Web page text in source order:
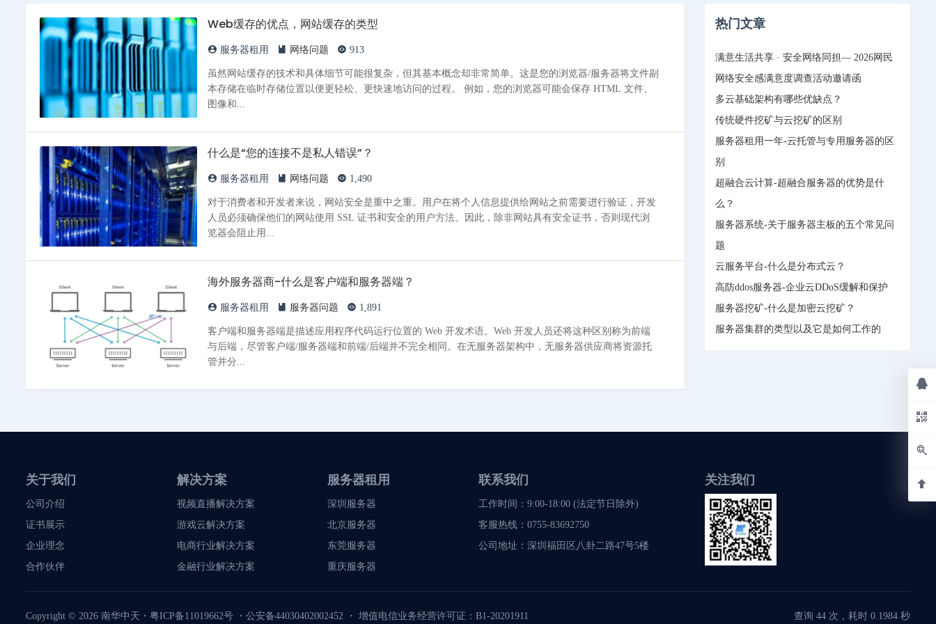
Web缓存的优点，网站缓存的类型
服务器租用 网络问题 913
虽然网站缓存的技术和具体细节可能很复杂，但其基本概念却非常简单。这是您的浏览器/服务器将文件副
本存储在临时存储位置以便更轻松、更快速地访问的过程。 例如，您的浏览器可能会保存 HTML 文件、
图像和...
什么是“您的连接不是私人错误”？
服务器租用 网络问题 1,490
对于消费者和开发者来说，网站安全是重中之重。用户在将个人信息提供给网站之前需要进行验证，开发
人员必须确保他们的网站使用 SSL 证书和安全的用户方法。因此，除非网站具有安全证书，否则现代浏
览器会阻止用...
海外服务器商-什么是客户端和服务器端？
服务器租用 服务器问题 1,891
客户端和服务器端是描述应用程序代码运行位置的 Web 开发术语。Web 开发人员还将这种区别称为前端
与后端，尽管客户端/服务器端和前端/后端并不完全相同。在无服务器架构中，无服务器供应商将资源托
管并分...
热门文章
满意生活共享 · 安全网络同担— 2026网民
网络安全感满意度调查活动邀请函
多云基础架构有哪些优缺点？
传统硬件挖矿与云挖矿的区别
服务器租用一年-云托管与专用服务器的区
别
超融合云计算-超融合服务器的优势是什
么？
服务器系统-关于服务器主板的五个常见问
题
云服务平台-什么是分布式云？
高防ddos服务器-企业云DDoS缓解和保护
服务器挖矿-什么是加密云挖矿？
服务器集群的类型以及它是如何工作的
关于我们
公司介绍
证书展示
企业理念
合作伙伴
解决方案
视频直播解决方案
游戏云解决方案
电商行业解决方案
金融行业解决方案
服务器租用
深圳服务器
北京服务器
东莞服务器
重庆服务器
联系我们
工作时间：9:00-18:00 (法定节日除外)
客服热线： 0755-83692750
公司地址： 深圳福田区八卦二路47号5楼
关注我们
Copyright © 2026 南华中天 ・ 粤ICP备11019662号 ・ 公安备44030402002452 ・ 增值电信业务经营许可证：B1-20201911 查询 44 次，耗时 0.1984 秒